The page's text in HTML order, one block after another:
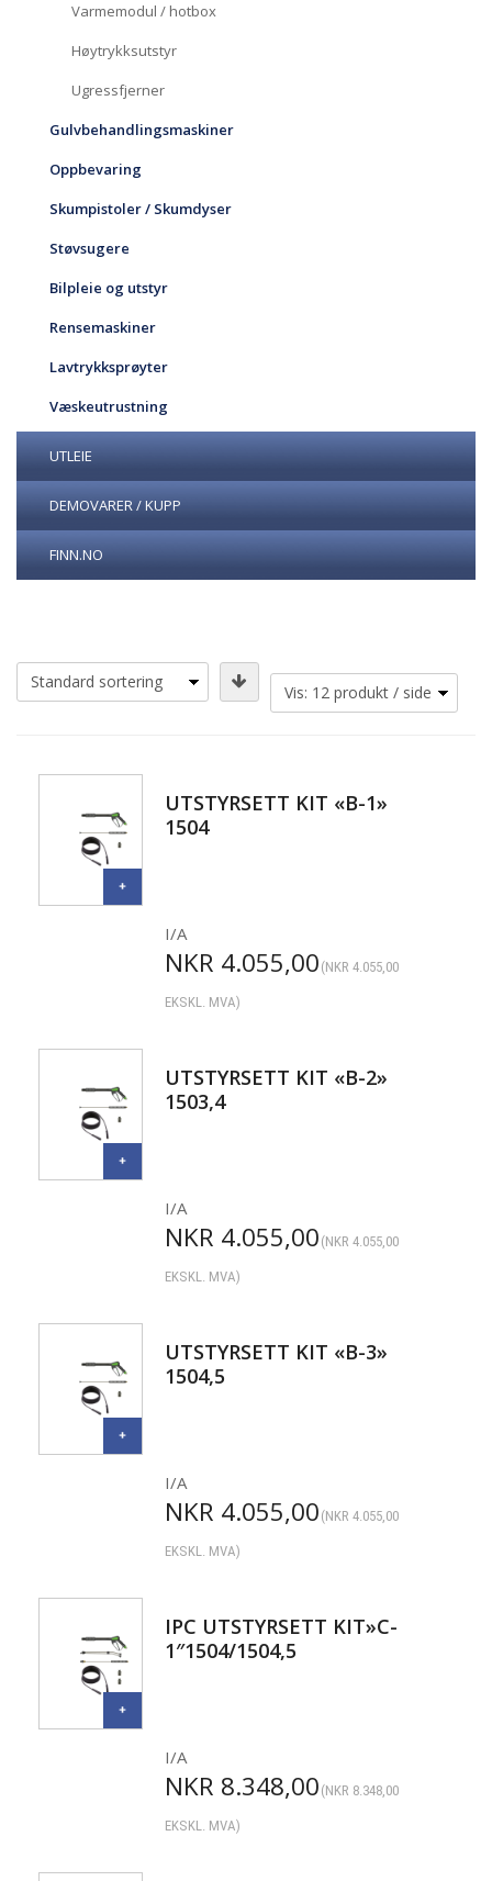
Varmemodul / hotbox
Høytrykksutstyr
Ugressfjerner
Gulvbehandlingsmaskiner
Oppbevaring
Skumpistoler / Skumdyser
Støvsugere
Bilpleie og utstyr
Rensemaskiner
Lavtrykksprøyter
Væskeutrustning
UTLEIE
DEMOVARER / KUPP
FINN.NO
UTSTYRSETT KIT «B-1»
1504
I/A
NKR 4.055,00 (NKR 4.055,00
EKSKL. MVA)
UTSTYRSETT KIT «B-2»
1503,4
I/A
NKR 4.055,00 (NKR 4.055,00
EKSKL. MVA)
UTSTYRSETT KIT «B-3»
1504,5
I/A
NKR 4.055,00 (NKR 4.055,00
EKSKL. MVA)
IPC UTSTYRSETT KIT»C-
1″1504/1504,5
I/A
NKR 8.348,00 (NKR 8.348,00
EKSKL. MVA)